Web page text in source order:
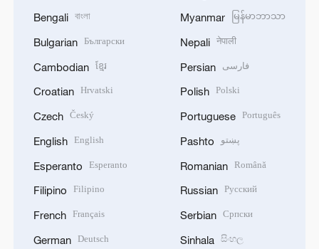
Bengali বাংলা
Bulgarian Български
Cambodian ខ្មែរ
Croatian Hrvatski
Czech Český
English English
Esperanto Esperanto
Filipino Filipino
French Français
German Deutsch
Myanmar မြန်မာဘာသာ
Nepali नेपाली
Persian فارسی
Polish Polski
Portuguese Português
Pashto پښتو
Romanian Română
Russian Русский
Serbian Српски
Sinhala සිංහල